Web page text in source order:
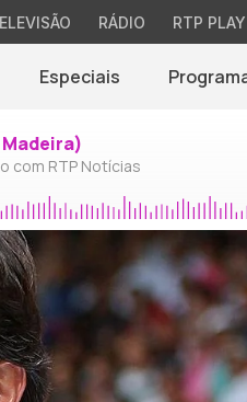
RÁDIO RTP PLAY
Especiais
Madeira)
com RTP Notícias